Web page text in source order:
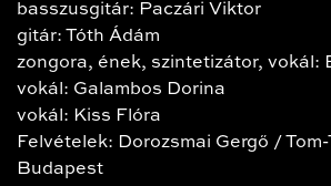
basszusgitár: Paczári Viktor
gitár: Tóth Ádám
zongora, ének, szintetizátor, vokál:
vokál: Galambos Dorina
vokál: Kiss Flóra
Felvételek: Dorozsmai Gergő /
Budapest